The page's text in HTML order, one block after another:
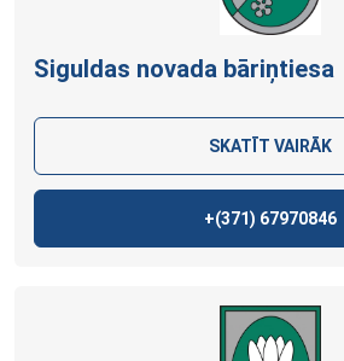
Siguldas novada bāriņtiesa
SKATĪT VAIRĀK
+(371) 67970846